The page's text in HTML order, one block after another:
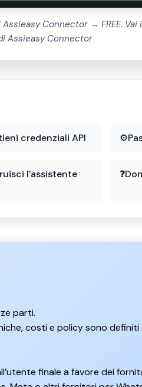
Connector → FREE.
Assieasy Connector
credenziali API ⚙️
l'assistente ❓
parti.
costi e policy sono
finale a favore dei